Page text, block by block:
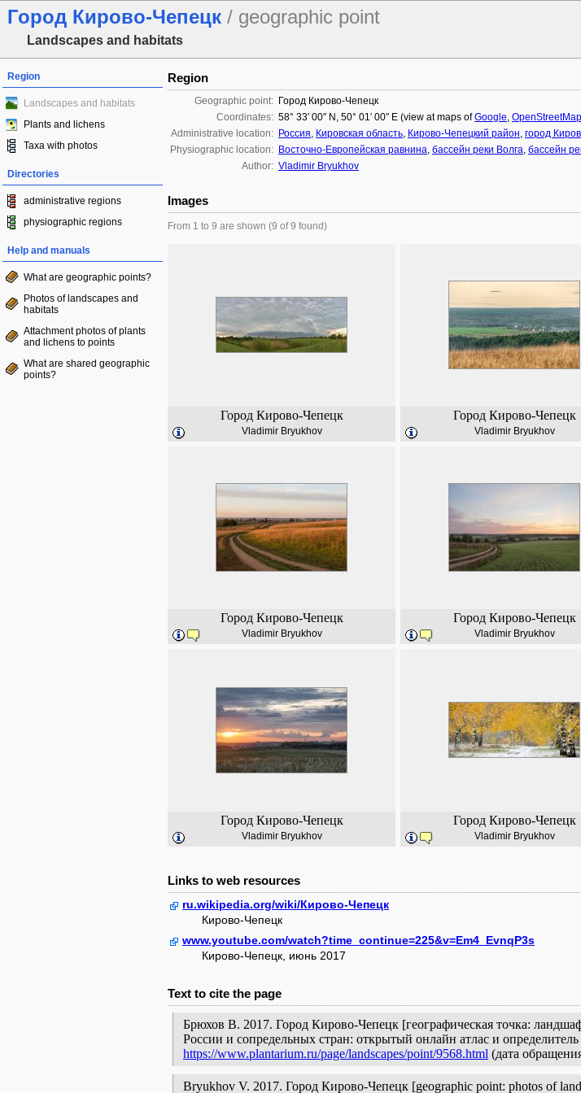
Город Кирово-Чепецк / geographic point
Landscapes and habitats
Region
Landscapes and habitats
Plants and lichens
Taxa with photos
Directories
administrative regions
physiographic regions
Help and manuals
What are geographic points?
Photos of landscapes and
habitats
Attachment photos of plants
and lichens to points
What are shared geographic
points?
Region
Geographic point: Город Кирово-Чепецк
Coordinates: 58° 33′ 00″ N, 50° 01′ 00″ E (view at maps ofGoogle, OpenStreetMap
Administrative location: Россия, Кировская область, Кирово-Чепецкий район, город
Physiographic location: Восточно-Европейская равнина, бассейн реки Волга, бассейн
Author: Vladimir Bryukhov
Images
From 1 to 9 are shown (9 of 9 found)
Город Кирово-Чепецк
Vladimir Bryukhov
Город Кирово-Чепецк
Vladimir Bryukhov
Город Кирово-Чепецк
Vladimir Bryukhov
Город Кирово-Чепецк
Vladimir Bryukhov
Город Кирово-Чепецк
Vladimir Bryukhov
Город Кирово-Чепецк
Vladimir Bryukhov
Links to web resources
ru.wikipedia.org/wiki/Кирово-Чепецк
Кирово-Чепецк
www.youtube.com/watch?time_continue=225&v=Em4_EvnqP3s
Кирово-Чепецк, июнь 2017
Text to cite the page
Брюхов В. 2017. Город Кирово-Чепецк [географическая точка:
России и сопредельных стран: открытый онлайн атлас и
https://www.plantarium.ru/page/landscapes/point/9568.html (дата
Bryukhov V. 2017. Город Кирово-Чепецк [geographic point: photos of